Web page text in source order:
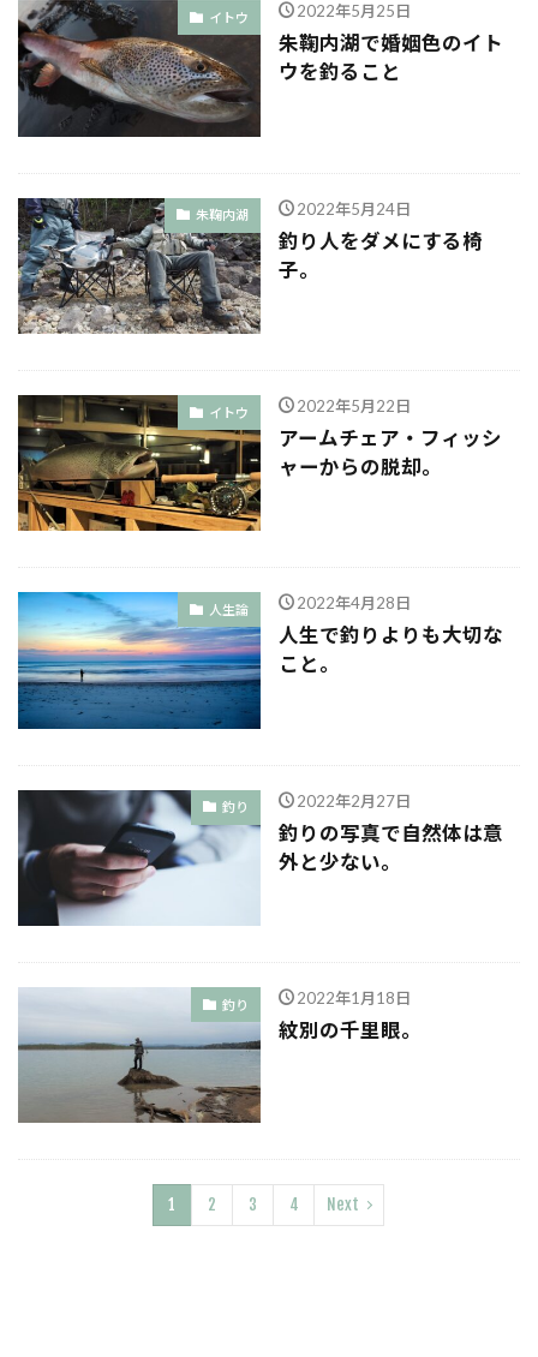
イトウ 2022年5月25日
朱鞠内湖で婚姻色のイト
ウを釣ること
朱鞠内湖 2022年5月24日
釣り人をダメにする椅
子。
イトウ 2022年5月22日
アームチェア・フィッシ
ャーからの脱却。
人生論 2022年4月28日
人生で釣りよりも大切な
こと。
釣り 2022年2月27日
釣りの写真で自然体は意
外と少ない。
釣り 2022年1月18日
紋別の千里眼。
1 2 3 4 Next